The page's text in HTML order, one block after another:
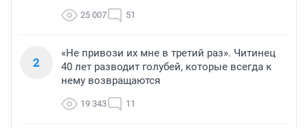
25 007 51
2
«Не привози их мне в третий раз». Читинец
40 лет разводит голубей, которые всегда к
нему возвращаются
19 343 11